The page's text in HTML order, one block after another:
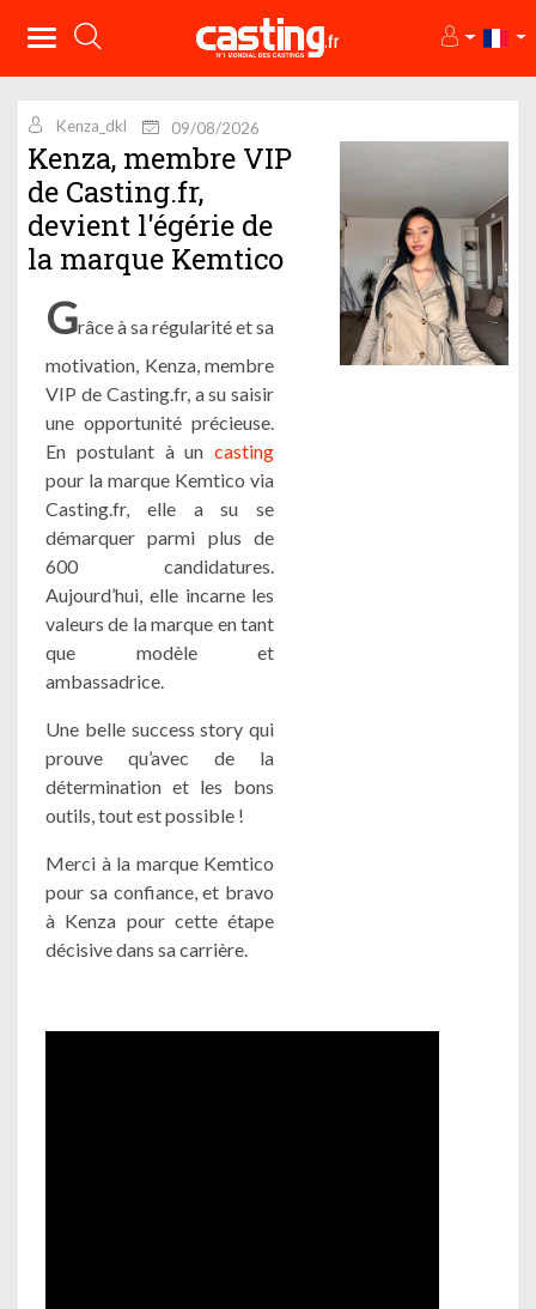
Kenza_dkl 09/08/2026
Kenza, membre VIP
de Casting.fr,
devient l'égérie de
la marque Kemtico
Grâce à sa régularité et sa
motivation, Kenza, membre
VIP de Casting.fr, a su saisir
une opportunité précieuse.
En postulant à uncasting
pour la marque Kemtico via
Casting.fr, elle a su se
démarquer parmi plus de
600 candidatures.
Aujourd’hui, elle incarne les
valeurs de la marque en tant
que modèle et
ambassadrice.
Une belle success story qui
prouve qu’avec de la
détermination et les bons
outils, tout est possible !
Merci à la marque Kemtico
pour sa confiance, et bravo
à Kenza pour cette étape
décisive dans sa carrière.